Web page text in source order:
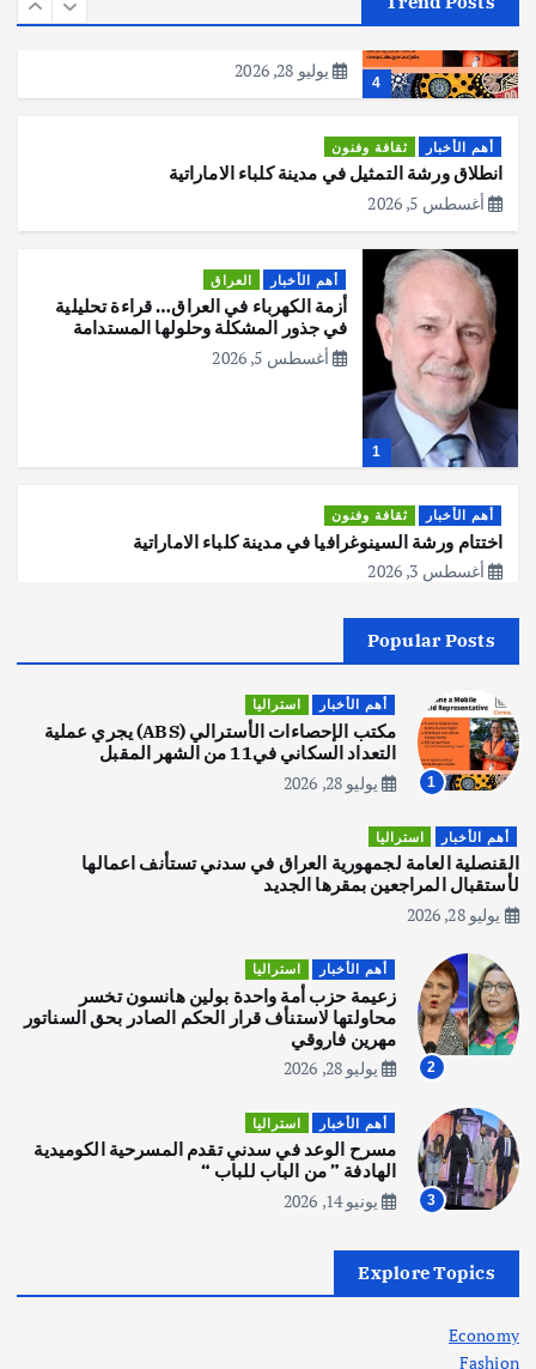
4
عملية التعداد السكاني في11 من الشهر
يوليو 28, 2026
أهم الأخبار ثقافة وفنون
انطلاق ورشة التمثيل في مدينة كلباء الاماراتية
أغسطس 5, 2026
1
أهم الأخبار العراق
أزمة الكهرباء في العراق… قراءة تحليلية
في جذور المشكلة وحلولها المستدامة
أغسطس 5, 2026
أهم الأخبار ثقافة وفنون
اختتام ورشة السينوغرافيا في مدينة كلباء الاماراتية
أغسطس 3, 2026
2
اصبح بطلاً لأستراليا بلعبة كمال الاجسام
يوليو 30, 2026
3
يوليو 30, 2026
4
المقبل
يوليو 28, 2026
أهم الأخبار ثقافة وفنون
انطلاق ورشة التمثيل في مدينة كلباء الاماراتية
أغسطس 5, 2026
في جذور المشكلة وحلولها المستدامة
Popular Posts
1
أهم الأخبار استراليا
مكتب الإحصاءات الأسترالي (ABS) يجري عملية
التعداد السكاني في11 من الشهر المقبل
يوليو 28, 2026
أهم الأخبار استراليا
القنصلية العامة لجمهورية العراق في سدني تستأنف اعمالها
لأستقبال المراجعين بمقرها الجديد
يوليو 28, 2026
2
أهم الأخبار استراليا
زعيمة حزب أمة واحدة بولين هانسون تخسر
محاولتها لاستنأف قرار الحكم الصادر بحق السناتور
مهرين فاروقي
يوليو 28, 2026
3
أهم الأخبار استراليا
مسرح الوعد في سدني تقدم المسرحية الكوميدية
الهادفة ” من الباب للباب “
يونيو 14, 2026
Explore Topics
Economy
Fashion